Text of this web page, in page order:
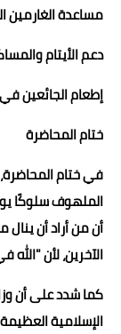
مساعدة الغارمين
دعم الأيتام
إطعام الجائعين
ختام المحاضرة
في ختام
الملهوف سلوكًا
أن من أراد أن
الآخرين، لأن
كما شدد على أن
الإسلامية